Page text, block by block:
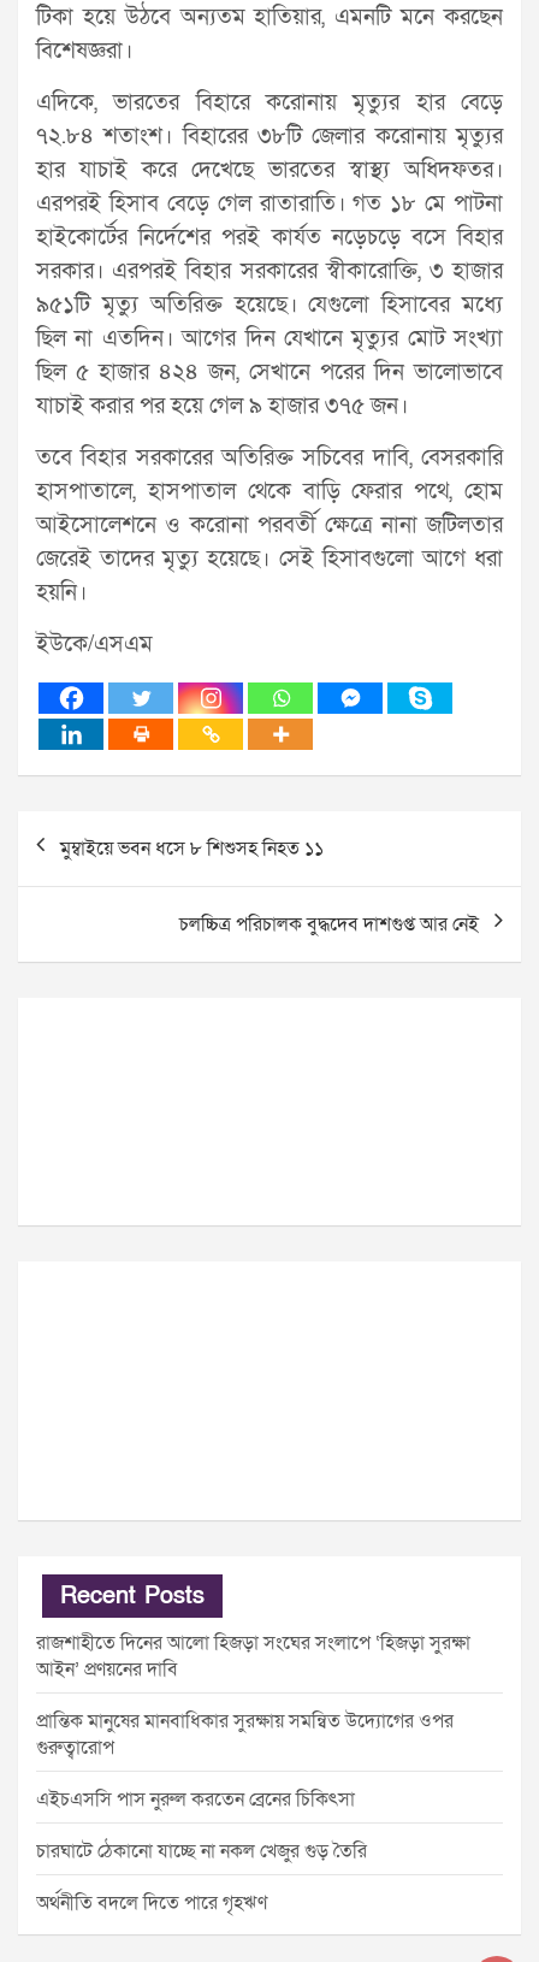
টিকা হয়ে উঠবে অন্যতম হাতিয়ার, এমনটি মনে করছেন
বিশেষজ্ঞরা।
এদিকে, ভারতের বিহারে করোনায় মৃত্যুর হার বেড়ে
৭২.৮৪ শতাংশ। বিহারের ৩৮টি জেলার করোনায় মৃত্যুর
হার যাচাই করে দেখেছে ভারতের স্বাস্থ্য অধিদফতর।
এরপরই হিসাব বেড়ে গেল রাতারাতি। গত ১৮ মে পাটনা
হাইকোর্টের নির্দেশের পরই কার্যত নড়েচড়ে বসে বিহার
সরকার। এরপরই বিহার সরকারের স্বীকারোক্তি, ৩ হাজার
৯৫১টি মৃত্যু অতিরিক্ত হয়েছে। যেগুলো হিসাবের মধ্যে
ছিল না এতদিন। আগের দিন যেখানে মৃত্যুর মোট সংখ্যা
ছিল ৫ হাজার ৪২৪ জন, সেখানে পরের দিন ভালোভাবে
যাচাই করার পর হয়ে গেল ৯ হাজার ৩৭৫ জন।
তবে বিহার সরকারের অতিরিক্ত সচিবের দাবি, বেসরকারি
হাসপাতালে, হাসপাতাল থেকে বাড়ি ফেরার পথে, হোম
আইসোলেশনে ও করোনা পরবর্তী ক্ষেত্রে নানা জটিলতার
জেরেই তাদের মৃত্যু হয়েছে। সেই হিসাবগুলো আগে ধরা
হয়নি।
ইউকে/এসএম
Post
navigation
মুম্বাইয়ে ভবন ধসে ৮ শিশুসহ নিহত ১১
চলচ্চিত্র পরিচালক বুদ্ধদেব দাশগুপ্ত আর নেই
Recent Posts
রাজশাহীতে দিনের আলো হিজড়া সংঘের সংলাপে ‘হিজড়া সুরক্ষা
আইন’ প্রণয়নের দাবি
প্রান্তিক মানুষের মানবাধিকার সুরক্ষায় সমন্বিত উদ্যোগের ওপর
গুরুত্বারোপ
এইচএসসি পাস নুরুল করতেন ব্রেনের চিকিৎসা
চারঘাটে ঠেকানো যাচ্ছে না নকল খেজুর গুড় তৈরি
অর্থনীতি বদলে দিতে পারে গৃহঋণ